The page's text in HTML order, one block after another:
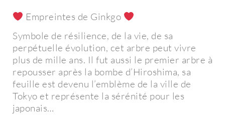
Empreintes de Ginkgo
Symbole de résilience, de la vie, de sa
perpétuelle évolution, cet arbre peut vivre
plus de mille ans. Il fut aussi le premier arbre à
repousser après la bombe d’Hiroshima, sa
feuille est devenu l’emblème de la ville de
Tokyo et représente la sérénité pour les
japonais…